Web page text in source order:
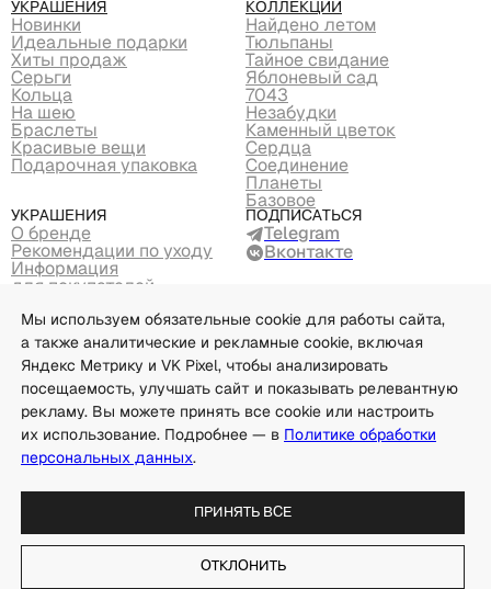
Подпишись и получи –5% на первый заказ
Я даю согласие на обработку моих данных для
направления информации об акциях, скидках и новых
персональных данных
Украшения
Новинки
Идеальные подарки
Хиты продаж
Серьги
Кольца
На шею
Браслеты
Красивые вещи
Подарочная упаковка
Коллекции
Найдено летом
Тюльпаны
Тайное свидание
Яблоневый сад
7043
Незабудки
Каменный цветок
Сердца
Соединение
Планеты
Базовое
Украшения
О бренде
Рекомендации по уходу
Информация
для покупателей
Партнеры
Контакты
Подписаться
Telegram
Вконтакте
Мы используем обязательные cookie для работы сайта,
а также аналитические и рекламные cookie, включая
Яндекс Метрику и VK Pixel, чтобы анализировать
посещаемость, улучшать сайт и показывать релевантную
рекламу. Вы можете принять все cookie или настроить
их использование. Подробнее — в Политике обработки
персональных данных.
Принять все
Отклонить